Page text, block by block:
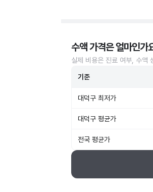
수액 가격은 얼마인가
실제 비용은 진료 여부, 수액
기준
대덕구 최저가
대덕구 평균가
전국 평균가